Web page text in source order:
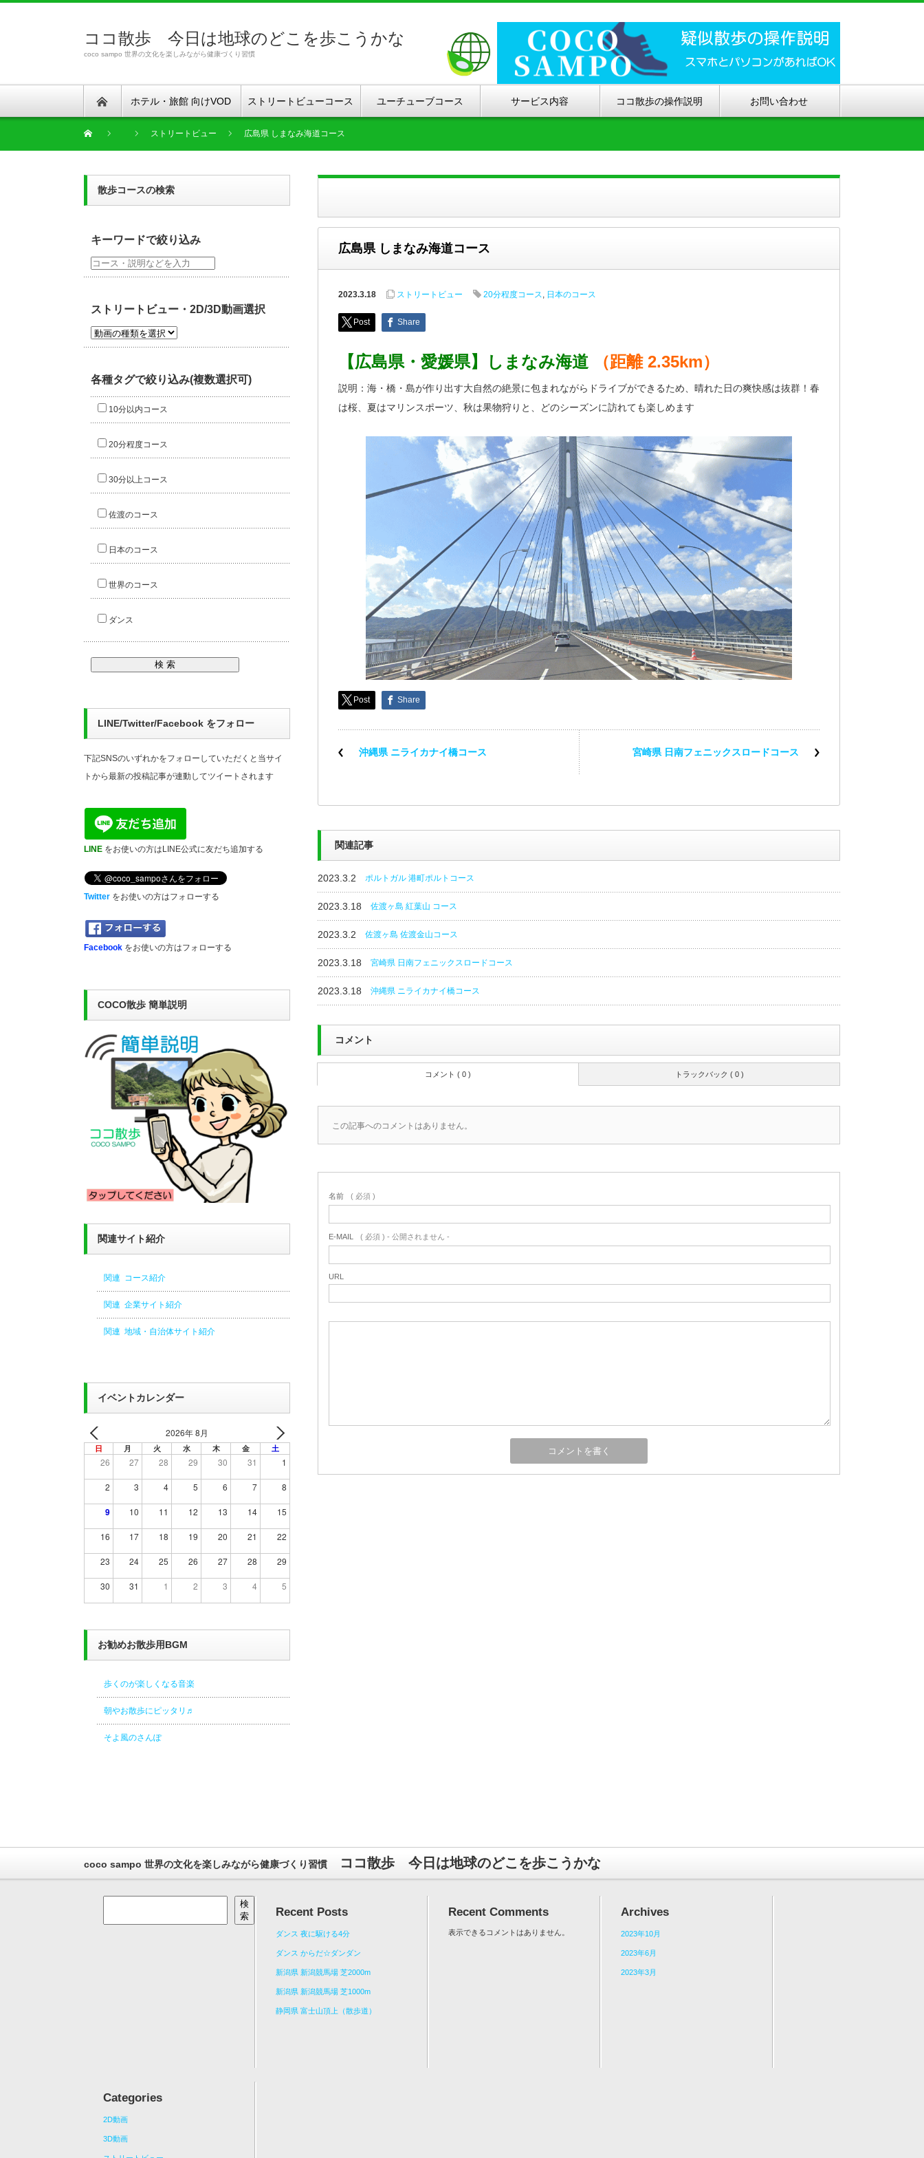
ココ散歩 今日は地球のどこを歩こうかな
coco sampo 世界の文化を楽しみながら健康づくり習慣
ホテル・旅館 向けVOD ストリートビューコース ユーチューブコース サービス内容 ココ散歩の操作説明 お問い合わせ
ストリートビュー 広島県 しまなみ海道コース
広島県 しまなみ海道コース
2023.3.18 ストリートビュー 20分程度コース, 日本のコース
Post Share
【広島県・愛媛県】しまなみ海道 （距離 2.35km）
説明：海・橋・島が作り出す大自然の絶景に包まれながらドライブができるため、晴れた日の爽快感は抜群！春
は桜、夏はマリンスポーツ、秋は果物狩りと、どのシーズンに訪れても楽しめます
Post Share
沖縄県 ニライカナイ橋コース 宮崎県 日南フェニックスロードコース
関連記事
2023.3.2 ポルトガル 港町ポルトコース
2023.3.18 佐渡ヶ島 紅葉山 コース
2023.3.2 佐渡ヶ島 佐渡金山コース
2023.3.18 宮崎県 日南フェニックスロードコース
2023.3.18 沖縄県 ニライカナイ橋コース
コメント
トラックバック ( 0 )
コメント ( 0 )
この記事へのコメントはありません。
名前 ( 必須 )
E-MAIL ( 必須 ) - 公開されません -
URL
散歩コースの検索
キーワードで絞り込み
ストリートビュー・2D/3D動画選択
各種タグで絞り込み(複数選択可)
10分以内コース
20分程度コース
30分以上コース
佐渡のコース
日本のコース
世界のコース
ダンス
LINE/Twitter/Facebook をフォロー
下記SNSのいずれかをフォローしていただくと当サイ
トから最新の投稿記事が連動してツイートされます
LINE をお使いの方はLINE公式に友だち追加する
Twitter をお使いの方はフォローする
Facebook をお使いの方はフォローする
COCO散歩 簡単説明
関連サイト紹介
関連 コース紹介
関連 企業サイト紹介
関連 地域・自治体サイト紹介
イベントカレンダー
2026年 8月
日 月 火 水 木 金 土
26 27 28 29 30 31 1
2 3 4 5 6 7 8
9 10 11 12 13 14 15
16 17 18 19 20 21 22
23 24 25 26 27 28 29
30 31 1 2 3 4 5
お勧めお散歩用BGM
歩くのが楽しくなる音楽
朝やお散歩にピッタリ♬
そよ風のさんぽ
coco sampo 世界の文化を楽しみながら健康づくり習慣 ココ散歩 今日は地球のどこを歩こうかな
検
索
Recent Posts
ダンス 夜に駆ける4分
ダンス からだ☆ダンダン
新潟県 新潟競馬場 芝2000m
新潟県 新潟競馬場 芝1000m
静岡県 富士山頂上（散歩道）
Recent Comments
表示できるコメントはありません。
Archives
2023年10月
2023年6月
2023年3月
Categories
2D動画
3D動画